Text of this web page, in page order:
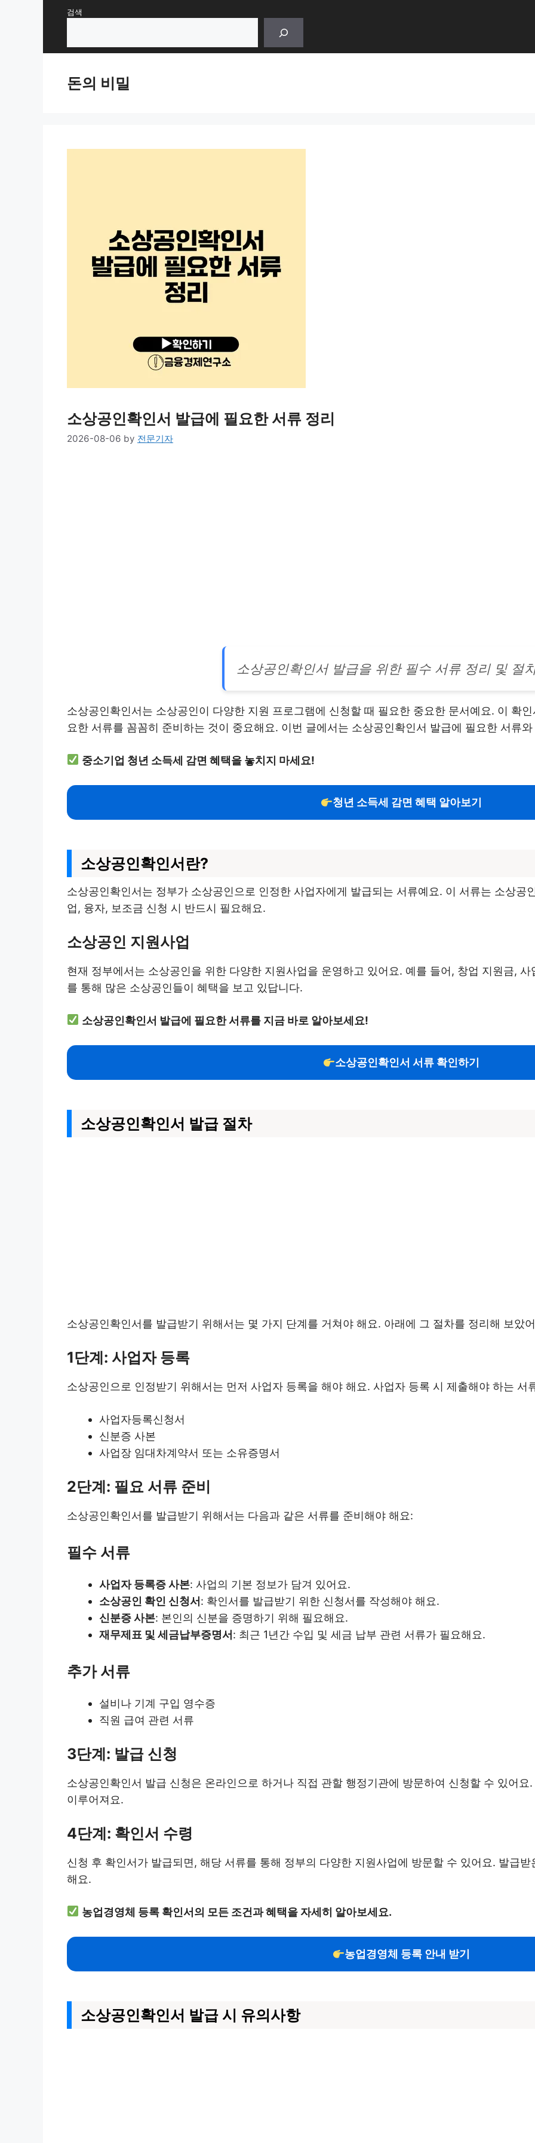
검색
돈의 비밀
소상공인확인서 발급에 필요한 서류 정리
2026-08-06 by 전문기자
소상공인확인서 발급을 위한 필수 서류 정리 및 절
소상공인확인서는 소상공인이 다양한 지원 프로그램에 신청할 때 필요한 중요한 문서예요. 이 확
요한 서류를 꼼꼼히 준비하는 것이 중요해요. 이번 글에서는 소상공인확인서 발급에 필요한 서류
중소기업 청년 소득세 감면 혜택을 놓치지 마세요!
청년 소득세 감면 혜택 알아보기
소상공인확인서란?
소상공인확인서는 정부가 소상공인으로 인정한 사업자에게 발급되는 서류예요. 이 서류는 소상공
업, 융자, 보조금 신청 시 반드시 필요해요.
소상공인 지원사업
현재 정부에서는 소상공인을 위한 다양한 지원사업을 운영하고 있어요. 예를 들어, 창업 지원금,
를 통해 많은 소상공인들이 혜택을 보고 있답니다.
소상공인확인서 발급에 필요한 서류를 지금 바로 알아보세요!
소상공인확인서 서류 확인하기
소상공인확인서 발급 절차
소상공인확인서를 발급받기 위해서는 몇 가지 단계를 거쳐야 해요. 아래에 그 절차를 정리해 보았
1단계: 사업자 등록
소상공인으로 인정받기 위해서는 먼저 사업자 등록을 해야 해요. 사업자 등록 시 제출해야 하는 서
사업자등록신청서
신분증 사본
사업장 임대차계약서 또는 소유증명서
2단계: 필요 서류 준비
소상공인확인서를 발급받기 위해서는 다음과 같은 서류를 준비해야 해요:
필수 서류
사업자 등록증 사본: 사업의 기본 정보가 담겨 있어요.
소상공인 확인 신청서: 확인서를 발급받기 위한 신청서를 작성해야 해요.
신분증 사본: 본인의 신분을 증명하기 위해 필요해요.
재무제표 및 세금납부증명서: 최근 1년간 수입 및 세금 납부 관련 서류가 필요해요.
추가 서류
설비나 기계 구입 영수증
직원 급여 관련 서류
3단계: 발급 신청
소상공인확인서 발급 신청은 온라인으로 하거나 직접 관할 행정기관에 방문하여 신청할 수 있어
이루어져요.
4단계: 확인서 수령
신청 후 확인서가 발급되면, 해당 서류를 통해 정부의 다양한 지원사업에 방문할 수 있어요. 발급
해요.
농업경영체 등록 확인서의 모든 조건과 혜택을 자세히 알아보세요.
농업경영체 등록 안내 받기
소상공인확인서 발급 시 유의사항